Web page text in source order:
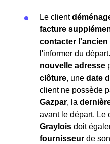
Le client
facture
contacter
l'informer du
nouvelle adresse
clôture, une date
client ne possède
Gazpar, la
avant le départ. Le
Graylois doit
fournisseur de son